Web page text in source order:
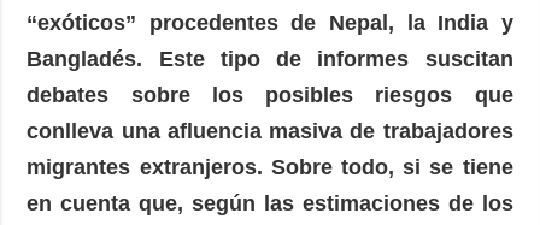
“exóticos” procedentes de Nepal, la India y
Bangladés. Este tipo de informes suscitan
debates sobre los posibles riesgos que
conlleva una afluencia masiva de trabajadores
migrantes extranjeros. Sobre todo, si se tiene
en cuenta que, según las estimaciones de los